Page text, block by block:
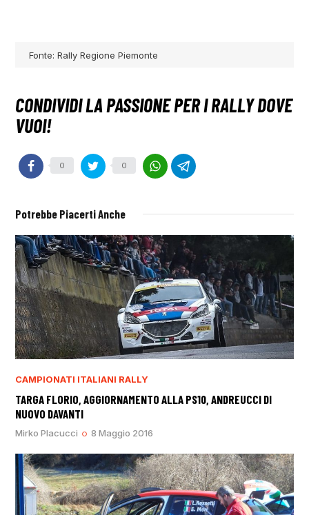
Fonte: Rally Regione Piemonte
0 0
Potrebbe Piacerti Anche
CAMPIONATI ITALIANI RALLY
TARGA FLORIO, AGGIORNAMENTO ALLA PS10, ANDREUCCI DI
NUOVO DAVANTI
Mirko Placucci 8 Maggio 2016